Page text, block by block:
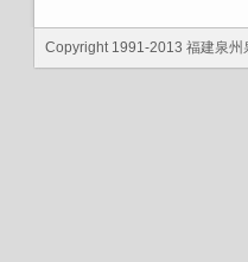
Copyright 1991-2013 福建泉州